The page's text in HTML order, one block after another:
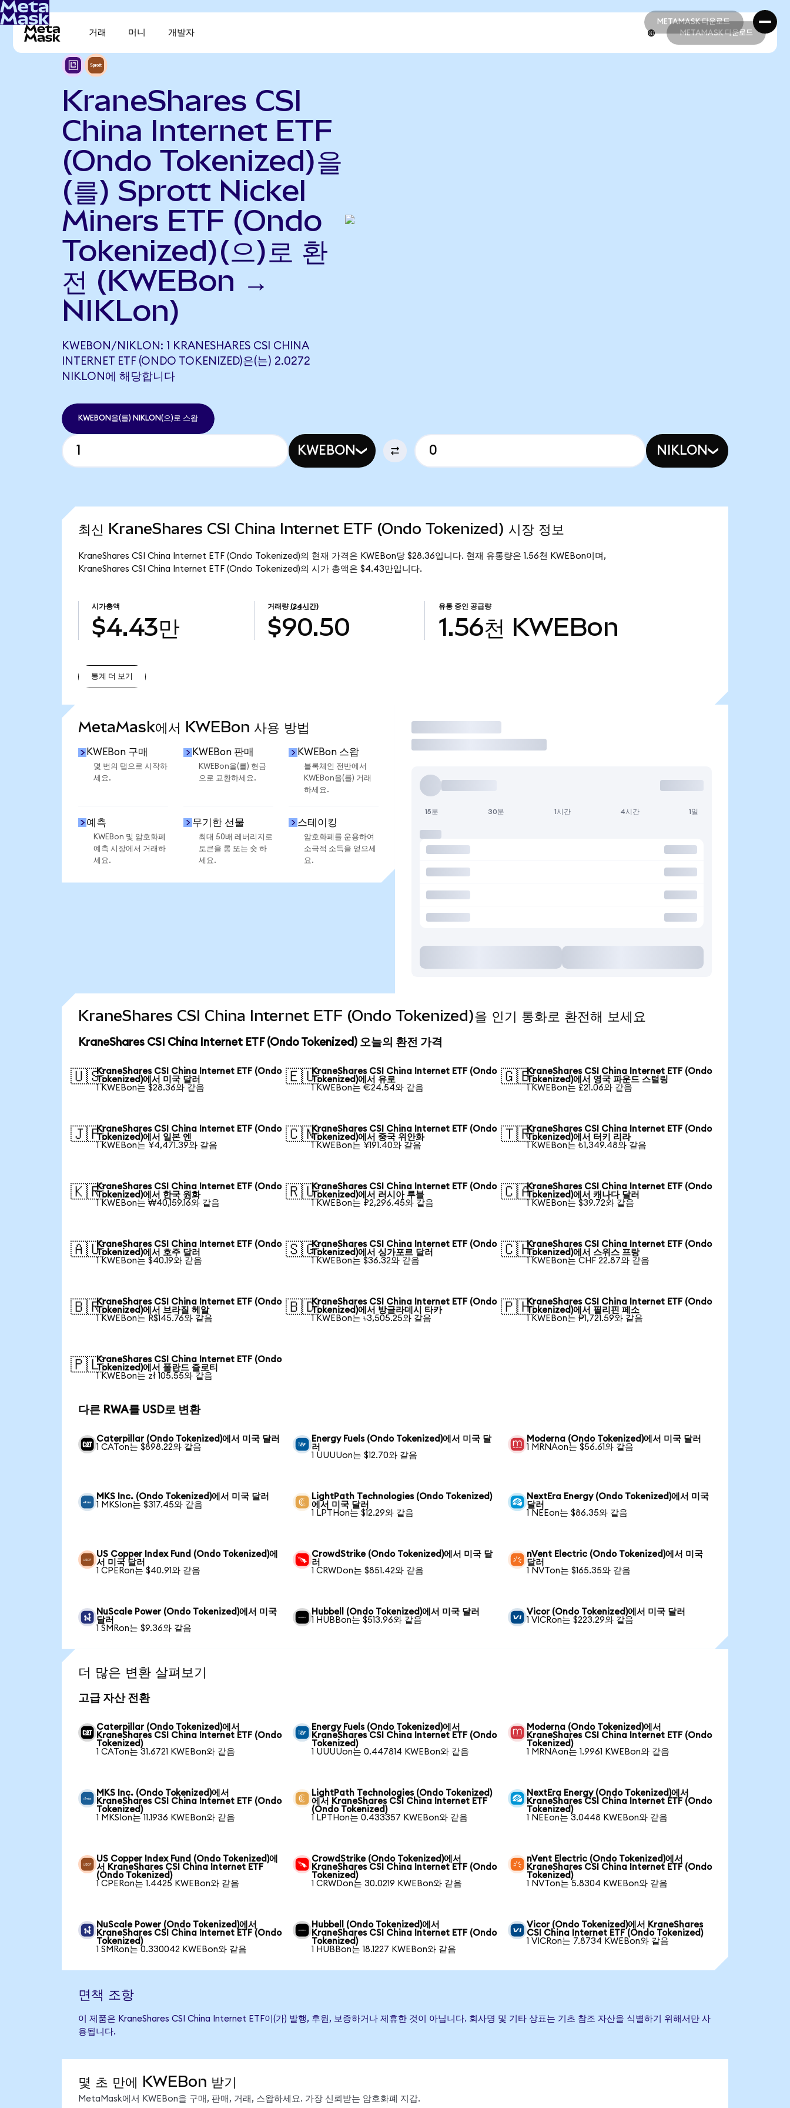
METAMASK 다운로드
METAMASK 다운로드
거래 머니 개발자 METAMASK 다운로드
KraneShares CSI
China Internet ETF
(Ondo Tokenized)을
(를) Sprott Nickel
Miners ETF (Ondo
Tokenized)(으)로 환
전 (KWEBon →
NIKLon)
KWEBON/NIKLON: 1 KRANESHARES CSI CHINA
INTERNET ETF (ONDO TOKENIZED)은(는) 2.0272
NIKLON에 해당합니다
KWEBON을(를) NIKLON(으)로 스왑
KWEBON NIKLON
최신 KraneShares CSI China Internet ETF (Ondo Tokenized) 시장 정보
KraneShares CSI China Internet ETF (Ondo Tokenized)의 현재 가격은 KWEBon당 $28.36입니다. 현재 유통량은 1.56천 KWEBon이며,
KraneShares CSI China Internet ETF (Ondo Tokenized)의 시가 총액은 $4.43만입니다.
시가총액
$4.43만
거래량 (24시간)
$90.50
유통 중인 공급량
1.56천 KWEBon
통계 더 보기
MetaMask에서 KWEBon 사용 방법
KWEBon 구매
몇 번의 탭으로 시작하
세요.
KWEBon 판매
KWEBon을(를) 현금
으로 교환하세요.
KWEBon 스왑
블록체인 전반에서
KWEBon을(를) 거래
하세요.
예측
KWEBon 및 암호화폐
예측 시장에서 거래하
세요.
무기한 선물
최대 50배 레버리지로
토큰을 롱 또는 숏 하
세요.
스테이킹
암호화폐를 운용하여
소극적 소득을 얻으세
요.
거래
15분 30분 1시간 4시간 1일
KraneShares CSI China Internet ETF (Ondo Tokenized)을 인기 통화로 환전해 보세요
KraneShares CSI China Internet ETF (Ondo Tokenized) 오늘의 환전 가격
🇺🇸KraneShares CSI China Internet ETF (Ondo
Tokenized)에서 미국 달러
1 KWEBon는 $28.36와 같음
🇪🇺KraneShares CSI China Internet ETF (Ondo
Tokenized)에서 유로
1 KWEBon는 €24.54와 같음
🇬🇧KraneShares CSI China Internet ETF (Ondo
Tokenized)에서 영국 파운드 스털링
1 KWEBon는 £21.06와 같음
🇯🇵KraneShares CSI China Internet ETF (Ondo
Tokenized)에서 일본 엔
1 KWEBon는 ¥4,471.39와 같음
🇨🇳KraneShares CSI China Internet ETF (Ondo
Tokenized)에서 중국 위안화
1 KWEBon는 ¥191.40와 같음
🇹🇷KraneShares CSI China Internet ETF (Ondo
Tokenized)에서 터키 리라
1 KWEBon는 ₺1,349.48와 같음
🇰🇷KraneShares CSI China Internet ETF (Ondo
Tokenized)에서 한국 원화
1 KWEBon는 ₩40,159.16와 같음
🇷🇺KraneShares CSI China Internet ETF (Ondo
Tokenized)에서 러시아 루블
1 KWEBon는 ₽2,296.45와 같음
🇨🇦KraneShares CSI China Internet ETF (Ondo
Tokenized)에서 캐나다 달러
1 KWEBon는 $39.72와 같음
🇦🇺KraneShares CSI China Internet ETF (Ondo
Tokenized)에서 호주 달러
1 KWEBon는 $40.19와 같음
🇸🇬KraneShares CSI China Internet ETF (Ondo
Tokenized)에서 싱가포르 달러
1 KWEBon는 $36.32와 같음
🇨🇭KraneShares CSI China Internet ETF (Ondo
Tokenized)에서 스위스 프랑
1 KWEBon는 CHF 22.87와 같음
🇧🇷KraneShares CSI China Internet ETF (Ondo
Tokenized)에서 브라질 헤알
1 KWEBon는 R$145.76와 같음
🇧🇩KraneShares CSI China Internet ETF (Ondo
Tokenized)에서 방글라데시 타카
1 KWEBon는 ৳3,505.25와 같음
🇵🇭KraneShares CSI China Internet ETF (Ondo
Tokenized)에서 필리핀 페소
1 KWEBon는 ₱1,721.59와 같음
🇵🇱KraneShares CSI China Internet ETF (Ondo
Tokenized)에서 폴란드 즐로티
1 KWEBon는 zł 105.55와 같음
다른 RWA를 USD로 변환
Caterpillar (Ondo Tokenized)에서 미국 달러
1 CATon는 $898.22와 같음
Energy Fuels (Ondo Tokenized)에서 미국 달
러
1 UUUUon는 $12.70와 같음
Moderna (Ondo Tokenized)에서 미국 달러
1 MRNAon는 $56.61와 같음
MKS Inc. (Ondo Tokenized)에서 미국 달러
1 MKSIon는 $317.45와 같음
LightPath Technologies (Ondo Tokenized)
에서 미국 달러
1 LPTHon는 $12.29와 같음
NextEra Energy (Ondo Tokenized)에서 미국
달러
1 NEEon는 $86.35와 같음
US Copper Index Fund (Ondo Tokenized)에
서 미국 달러
1 CPERon는 $40.91와 같음
CrowdStrike (Ondo Tokenized)에서 미국 달
러
1 CRWDon는 $851.42와 같음
nVent Electric (Ondo Tokenized)에서 미국
달러
1 NVTon는 $165.35와 같음
NuScale Power (Ondo Tokenized)에서 미국
달러
1 SMRon는 $9.36와 같음
Hubbell (Ondo Tokenized)에서 미국 달러
1 HUBBon는 $513.96와 같음
Vicor (Ondo Tokenized)에서 미국 달러
1 VICRon는 $223.29와 같음
더 많은 변환 살펴보기
고급 자산 전환
Caterpillar (Ondo Tokenized)에서
KraneShares CSI China Internet ETF (Ondo
Tokenized)
1 CATon는 31.6721 KWEBon와 같음
Energy Fuels (Ondo Tokenized)에서
KraneShares CSI China Internet ETF (Ondo
Tokenized)
1 UUUUon는 0.447814 KWEBon와 같음
Moderna (Ondo Tokenized)에서
KraneShares CSI China Internet ETF (Ondo
Tokenized)
1 MRNAon는 1.9961 KWEBon와 같음
MKS Inc. (Ondo Tokenized)에서
KraneShares CSI China Internet ETF (Ondo
Tokenized)
1 MKSIon는 11.1936 KWEBon와 같음
LightPath Technologies (Ondo Tokenized)
에서 KraneShares CSI China Internet ETF
(Ondo Tokenized)
1 LPTHon는 0.433357 KWEBon와 같음
NextEra Energy (Ondo Tokenized)에서
KraneShares CSI China Internet ETF (Ondo
Tokenized)
1 NEEon는 3.0448 KWEBon와 같음
US Copper Index Fund (Ondo Tokenized)에
서 KraneShares CSI China Internet ETF
(Ondo Tokenized)
1 CPERon는 1.4425 KWEBon와 같음
CrowdStrike (Ondo Tokenized)에서
KraneShares CSI China Internet ETF (Ondo
Tokenized)
1 CRWDon는 30.0219 KWEBon와 같음
nVent Electric (Ondo Tokenized)에서
KraneShares CSI China Internet ETF (Ondo
Tokenized)
1 NVTon는 5.8304 KWEBon와 같음
NuScale Power (Ondo Tokenized)에서
KraneShares CSI China Internet ETF (Ondo
Tokenized)
1 SMRon는 0.330042 KWEBon와 같음
Hubbell (Ondo Tokenized)에서
KraneShares CSI China Internet ETF (Ondo
Tokenized)
1 HUBBon는 18.1227 KWEBon와 같음
Vicor (Ondo Tokenized)에서 KraneShares
CSI China Internet ETF (Ondo Tokenized)
1 VICRon는 7.8734 KWEBon와 같음
면책 조항
이 제품은 KraneShares CSI China Internet ETF이(가) 발행, 후원, 보증하거나 제휴한 것이 아닙니다. 회사명 및 기타 상표는 기초 참조 자산을 식별하기 위해서만 사
용됩니다.
몇 초 만에 KWEBon 받기
MetaMask에서 KWEBon을 구매, 판매, 거래, 스왑하세요. 가장 신뢰받는 암호화폐 지갑.